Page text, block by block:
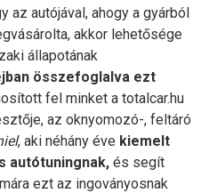
az autójával, ahogy a gyárból
akkor lehetősége
állapotának
összefoglalva ezt
fel minket a totalcar.hu
az oknyomozó-, feltáró
, aki néhány éve kiemelt
autótuningnak, és segít
ezt az ingoványosnak